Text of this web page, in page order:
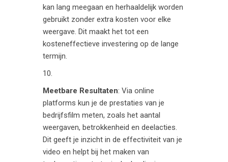
kan lang meegaan en herhaaldelijk worden
gebruikt zonder extra kosten voor elke
weergave. Dit maakt het tot een
kosteneffectieve investering op de lange
termijn.
Meetbare Resultaten: Via online
platforms kun je de prestaties van je
bedrijfsfilm meten, zoals het aantal
weergaven, betrokkenheid en deelacties.
Dit geeft je inzicht in de effectiviteit van je
video en helpt bij het maken van